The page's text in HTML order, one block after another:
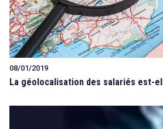
08/01/2019
La géolocalisation des salariés est-